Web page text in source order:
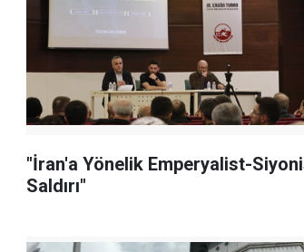
"İran'a Yönelik Emperyalist-
Saldırı"